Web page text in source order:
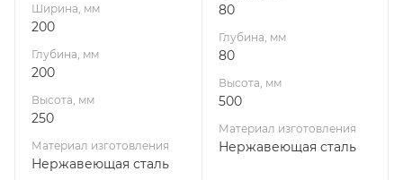
Ширина, мм
200
Глубина, мм
200
Высота, мм
250
Материал изготовления
Нержавеющая сталь
80
Глубина, мм
80
Высота, мм
500
Материал изготовления
Нержавеющая сталь